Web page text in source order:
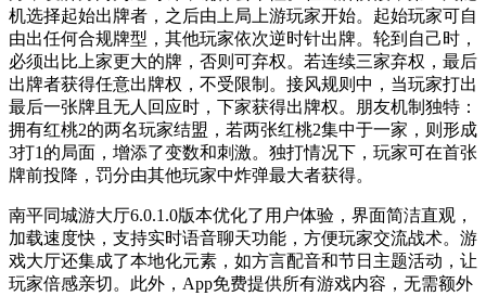
机选择起始出牌者，之后由上局上游玩家开始。起始玩家可自
由出任何合规牌型，其他玩家依次逆时针出牌。轮到自己时，
必须出比上家更大的牌，否则可弃权。若连续三家弃权，最后
出牌者获得任意出牌权，不受限制。接风规则中，当玩家打出
最后一张牌且无人回应时，下家获得出牌权。朋友机制独特：
拥有红桃2的两名玩家结盟，若两张红桃2集中于一家，则形成
3打1的局面，增添了变数和刺激。独打情况下，玩家可在首张
牌前投降，罚分由其他玩家中炸弹最大者获得。
南平同城游大厅6.0.1.0版本优化了用户体验，界面简洁直观，
加载速度快，支持实时语音聊天功能，方便玩家交流战术。游
戏大厅还集成了本地化元素，如方言配音和节日主题活动，让
玩家倍感亲切。此外，App免费提供所有游戏内容，无需额外